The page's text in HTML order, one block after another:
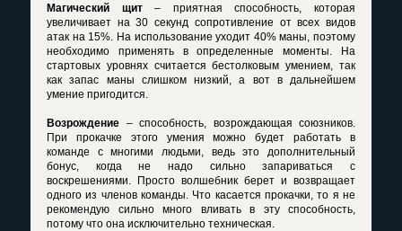
Магический щит– приятная способность, которая
увеличивает на 30 секунд сопротивление от всех видов
атак на 15%. На использование уходит 40% маны, поэтому
необходимо применять в определенные моменты. На
стартовых уровнях считается бестолковым умением, так
как запас маны слишком низкий, а вот в дальнейшем
умение пригодится.
Возрождение – способность, возрождающая союзников.
При прокачке этого умения можно будет работать в
команде с многими людьми, ведь это дополнительный
бонус, когда не надо сильно запариваться с
воскрешениями. Просто волшебник берет и возвращает
одного из членов команды. Что касается прокачки, то я не
рекомендую сильно много вливать в эту способность,
потому что она исключительно техническая.